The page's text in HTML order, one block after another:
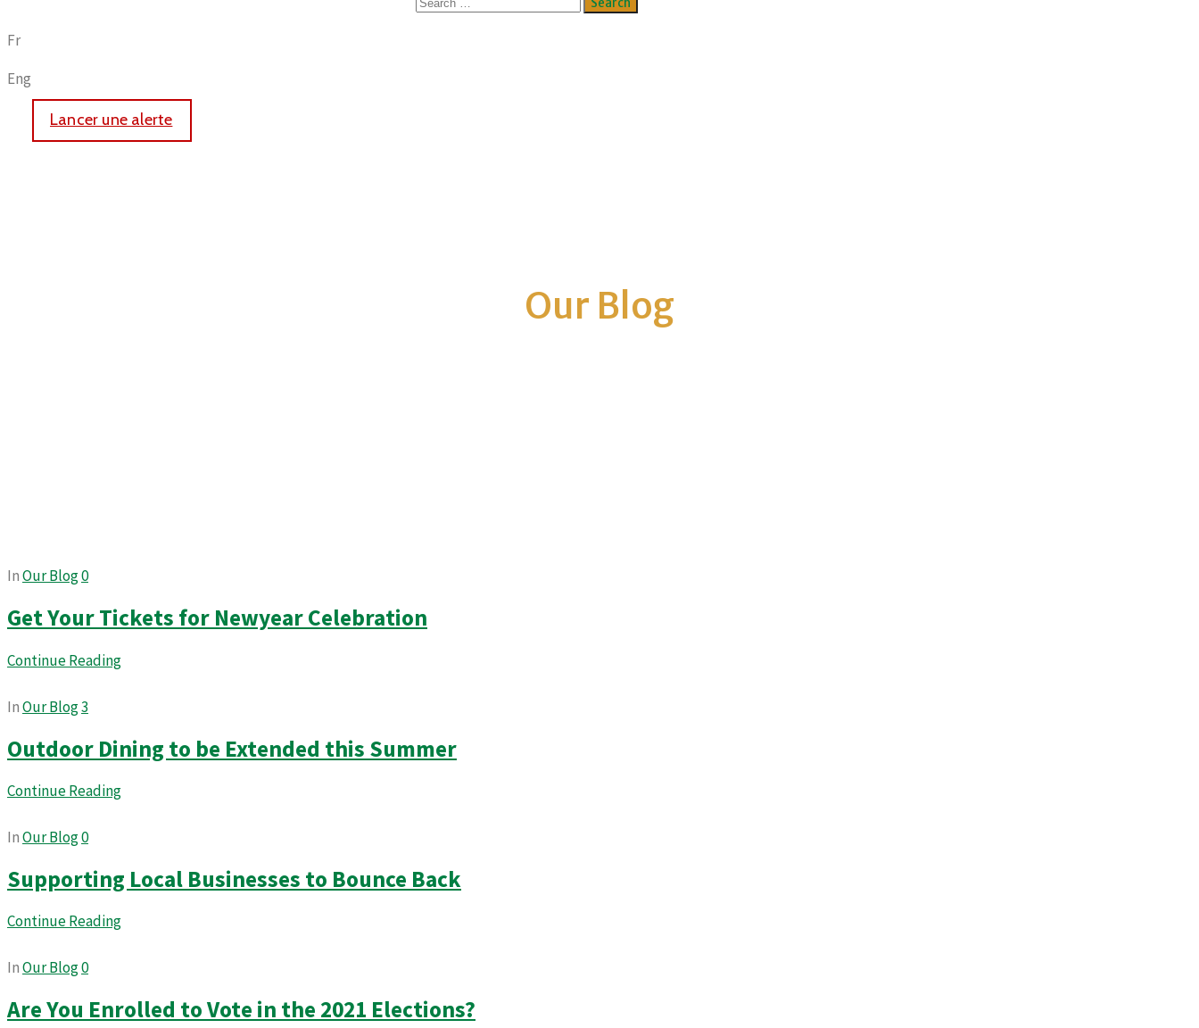
Fr
Eng
Lancer une alerte
Our Blog
InOur Blog0
Get Your Tickets for Newyear Celebration
Continue Reading
InOur Blog3
Outdoor Dining to be Extended this Summer
Continue Reading
InOur Blog0
Supporting Local Businesses to Bounce Back
Continue Reading
InOur Blog0
Are You Enrolled to Vote in the 2021 Elections?